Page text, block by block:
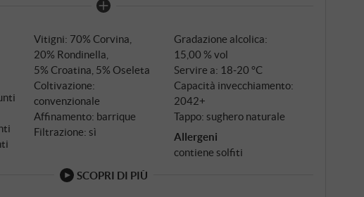
e nero maturo, lasciando dietro di sé minerali e un sottile
note di moka ed erbe mentolate che persistono.
Vitigni: 70% Corvina,
20% Rondinella,
5% Croatina, 5% Oseleta
Coltivazione:
convenzionale
Affinamento: barrique
Filtrazione: sì
Gradazione alcolica:
15,00 % vol
Servire a: 18‑20 °C
Capacità invecchiamento:
2042+
Tappo: sughero naturale
Allergeni
contiene solfiti
SCOPRI DI PIÙ